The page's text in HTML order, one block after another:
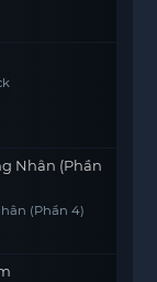
Nhân (Phần
(Phần 4)